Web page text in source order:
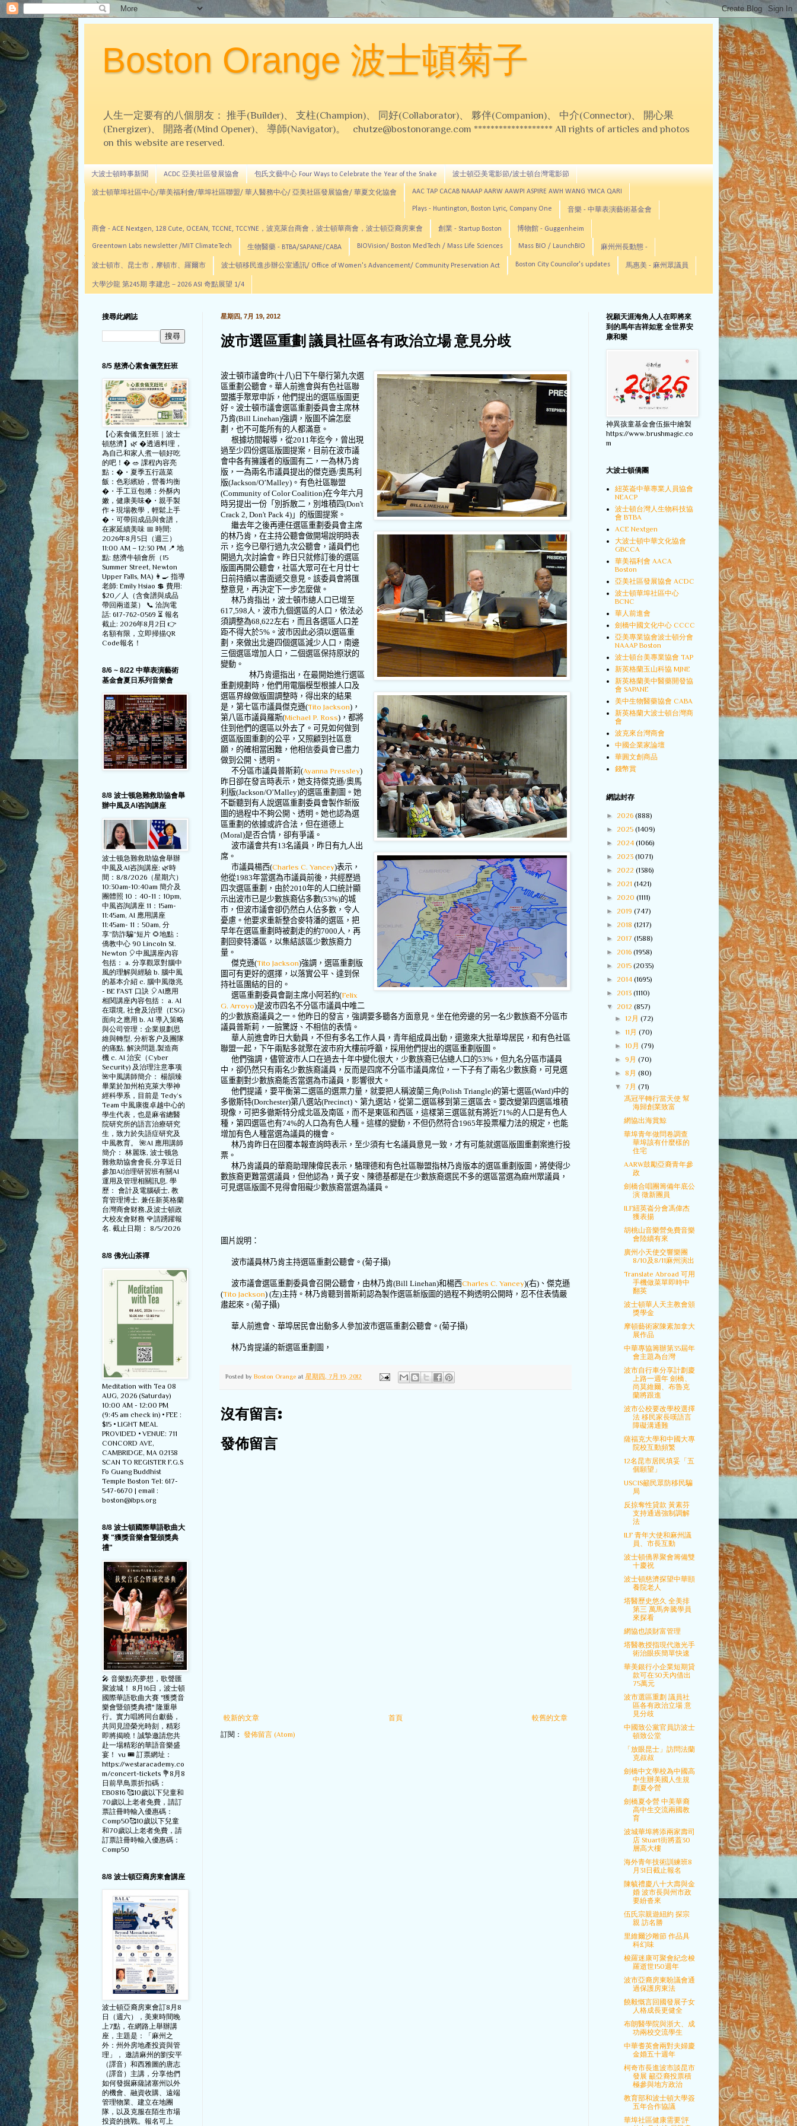
Boston Orange 波士頓菊子
人生一定要有的八個朋友： 推手(Builder)、 支柱(Champion)、 同好(Collaborator)、 夥伴(Companion)、 中介(Connector)、 開心果
(Energizer)、 開路者(Mind Opener)、 導師(Navigator)。 chutze@bostonorange.com ******************* All rights of articles and photos
on this website are reserved.
大波士頓時事新聞 ACDC 亞美社區發展協會 包氏文藝中心 Four Ways to Celebrate the Year of the Snake 波士頓亞美電影節/波士頓台灣電影節
波士頓華埠社區中心/華美福利會/華埠社區聯盟/ 華人醫務中心/ 亞美社區發展協會/ 華夏文化協會 AAC TAP CACAB NAAAP AARW AAWPI ASPIRE AWH WANG YMCA QARI
Plays - Huntington, Boston Lyric, Company One 音樂 - 中華表演藝術基金會
商會 - ACE Nextgen, 128 Cute, OCEAN, TCCNE, TCCYNE，波克萊台商會，波士頓華商會，波士頓亞裔房東會 創業 - Startup Boston 博物館 - Guggenheim
Greentown Labs newsletter /MIT ClimateTech 生物醫藥 - BTBA/SAPANE/CABA BIOVision/ Boston MedTech / Mass Life Sciences Mass BIO / LaunchBIO 麻州州長動態 -
波士頓市、昆士市，摩頓市、羅爾市 波士頓移民進步辦公室通訊/ Office of Women's Advancement/ Community Preservation Act Boston City Councilor's updates 馬惠美 - 麻州眾議員
大學沙龍 第245期 李建忠－2026 ASI 奇點展望 1/4
星期四, 7月 19, 2012
波市選區重劃 議員社區各有政治立場 意見分歧
波士頓市議會昨(十八) 日下午舉行第九次選
區重劃公聽會。華人前進會與有色社區聯
盟攜手聚眾申訴，他們提出的選區版圖更
好。波士頓市議會選區重劃委員會主席林
乃肯(Bill Linehan)強調，版圖不論怎麼
劃，也不可能所有的人都滿意。
根據坊間報導，從2011年迄今，曾出現
過至少四份選區版圖提案，目前在波市議
會中各有擁護者的版圖有二，一為林乃肯
版，一為兩名市議員提出的傑克遜/奧馬利
版(Jackson/O’Malley) 。有色社區聯盟
(Community of Color Coalition)在今年六月
時另提出一份「別拆散二，別堆積四(Don't
Crack 2, Don't Pack 4) 」的版圖提案。
繼去年之後再連任選區重劃委員會主席
的林乃肯，在主持公聽會做開場說明時表
示，迄今已舉行過九次公聽會，議員們也
開過九次討論會。昨日只就修訂後的選區
版圖再開公聽會，社區大眾可在七月廿七
日前持續以書面遞交意見。該委員會將匯
整意見，再決定下一步怎麼做。
林乃肯指出，波士頓市總人口已增至
617,598人，波市九個選區的人口，依法必
須調整為68,622左右，而且各選區人口差
距不得大於5% 。波市因此必須以選區重
劃，來做出北邊四個選區減少人口，南邊
三個選區增加人口，二個選區保持原狀的
變動。
林乃肯還指出，在最開始進行選區
重劃規劃時，他們用電腦模型根據人口及
選區界線做版圖調整時，得出來的結果
是，第七區市議員傑克遜(Tito Jackson) ，
第八區市議員羅斯(Michael P. Ross) ，都將
住到他們的選區以外去了。可見如何做到
選區版圖重劃的公平，又照顧到社區意
願，的確相當困難，他相信委員會已盡力
做到公開、透明。
不分區市議員普斯莉(Ayanna Pressley)
昨日卻在發言時表示，她支持傑克遜/奧馬
利版(Jackson/O’Malley)的選區重劃圖。她
不斷聽到有人說選區重劃委員會製作新版
圖的過程中不夠公開、透明。她也認為選
區重劃的依據或許合法，但在道德上
(Moral)是否合情，卻有爭議。
波市議會共有13名議員，昨日有九人出
席。
市議員楊西(Charles C. Yancey)表示，
他從1983年當選為市議員前後，共經歷過
四次選區重劃，由於2010年的人口統計顯
示出波市已是少數族裔佔多數(53%)的城
市，但波市議會卻仍然白人佔多數，令人
憂慮。他要求重新整合麥特潘的選區，把
早年在選區重劃時被劃走的約7000人，再
劃回麥特潘區，以集結該區少數族裔力
量。
傑克遜(Tito Jackson)強調，選區重劃版
圖可有更好的選擇，以落實公平、達到保
持社區團結的目的。
選區重劃委員會副主席小阿若約(Felix
G. Arroyo)是波市四名不分區市議員中唯二
的少數族裔議員之一。他昨日的發言，強調要多聽各方面意見。坐在他旁邊的另一名少數族裔不分區市
議員普斯莉，一臉驚訝、不相信的表情。
華人前進會昨日大動員，不但有多名工作人員，青年組成員出動，還邀來大批華埠居民，和有色社區
聯盟一起，下午兩點多就聚在波市府大樓前呼籲，採用他們提出的選區重劃版圖。
他們強調，儘管波市人口在過去十年中變化很大，少數族裔已佔總人口的53% ，但九名分區市議員
中，卻仍然只有兩名少數族裔議員，反而是四席不分區市議員席位，一下子有了兩名少數族裔，可見選
區重劃對少數族裔能否當選為市議員，影響很大。
他們提議，要平衡第二選區的選票力量，就要把人稱波蘭三角(Polish Triangle)的第七選區(Ward)中的
多徹斯特(Dorchester)第八選站(Precinct) 、第九選站，從第二選區移到第三選區去。要改變第四選區堆積
現像，可把多徹斯特分成北區及南區，而不是東區和西區，這樣第三選區就有將近71%的人口是有色人
種，第四選區也有74%的人口為有色人種。這樣的變動，不但仍然符合1965年投票權力法的規定，也能
增加有色人種當選為議員的機會。
林乃肯昨日在回覆本報查詢時表示，至少須有七名議員意見一致，才有可能就選區版圖重劃案進行投
票。
林乃肯議員的華裔助理陳偉民表示，駱理德和有色社區聯盟指林乃肯版本的選區重劃版圖，將使得少
數族裔更難當選議員，但他認為，黃子安、陳德基都是在少數族裔選民不多的選區當選為麻州眾議員，
可見選區版圖不見得會阻礙少數族裔當選為議員。
圖片說明：
波市議員林乃肯主持選區重劃公聽會。 (菊子攝)
波市議會選區重劃委員會召開公聽會，由林乃肯(Bill Linehan)和楊西Charles C. Yancey)(右) 、傑克遜
(Tito Jackson) (左)主持。林乃肯聽到普斯莉認為製作選區新版圖的過程不夠透明公開時，忍不住表情嚴
肅起來。 (菊子攝)
華人前進會、華埠居民會出動多人參加波市選區重劃公聽會。 (菊子攝)
林乃肯提議的新選區重劃圖，
Posted by Boston Orange at 星期四, 7月 19, 2012
沒有留言:
發佈留言
較新的文章 較舊的文章
首頁
訂閱： 發佈留言 (Atom)
搜尋此網誌
8/5 慈濟心素食儀烹飪班
【心素食儀烹飪班｜波士
頓慈濟】🌿 �透過料理，
為自己和家人煮一頓好吃
的吧！� 🥗 課程內容亮
點：�・夏季五行蔬菜
飯：色彩繽紛，營養均衡
�・手工豆包捲：外酥內
嫩，健康美味�・親手製
作＋現場教學，輕鬆上手
�・可帶回成品與食譜，
在家延續美味 📅 時間:
2026年8月5日（週三）
11:00 AM – 12:30 PM 📍 地
點: 慈濟牛頓會所（15
Summer Street, Newton
Upper Falls, MA) 👩‍🍳 指導
老師: Emily Hsiao 💲 費用:
$20／人（含食譜與成品
帶回兩道菜） 📞 洽詢電
話: 617-762-0569 ⏳ 報名
截止: 2026年8月2日 👉
名額有限，立即掃描QR
Code報名！
8/6 ~ 8/22 中華表演藝術
基金會夏日系列音樂會
8/8 波士顿急難救助協會舉
辦中風及AI咨詢講座
波士顿急難救助協會舉辦
中風及AI咨詢講座: 🌿時
間：8/8/2026（星期六）
10:30am-10:40am 簡介及
團體照 10：40-11：10pm,
中風咨詢講座 11：15am-
11:45am, AI 應用講座
11:45am- 11：50am, 分
享”防詐騙”短片 🌻地點：
僑教中心 90 Lincoln St.
Newton 🎈中風講座內容
包括： a. 分享觀眾對腦中
風的理解與經驗 b. 腦中風
的基本介紹 c. 腦中風徵兆
- BE FAST 口訣 🎈AI應用
相関講座內容包括： a. AI
在環境, 社會及治理（ESG)
面向之應用 b. AI 導入策略
與公司管理：企業規劃思
維與轉型, 分析客户及團隊
的痛點, 解決問題,製造商
機 c. AI 治安（Cyber
Security) 及治理注意事项
🌺中風講師簡介： 楊韻臻
畢業於加州柏克萊大學神
經科學系，目前是 Tedy‘s
Team 中風康復卓越中心的
學生代表，也是麻省總醫
院研究所的語言治療研究
生，致力於失語症研究及
中風教育。 🌺AI 應用講師
簡介： 林麗珠, 波士顿急
難救助協會會長,分享近日
參加AI治理研習班有關AI
運用及管理相關訊息. 學
歷： 會計及電腦硕士, 教
育管理博士. 兼任新英格蘭
台灣商會财務,及波士頓政
大校友會财務 🌹請踴躍報
名. 截止日期： 8/5/2026
8/8 佛光山茶禪
Meditation with Tea 08
AUG, 2026 (Saturday)
10:00 AM - 12:00 PM
(9:45 am check in) • FEE :
$15 • LIGHT MEAL
PROVIDED • VENUE: 711
CONCORD AVE,
CAMBRIDGE, MA 02138
SCAN TO REGISTER F.G.S
Fo Guang Buddhist
Temple Boston Tel: 617-
547-6670 | email :
boston@ibps.org
8/8 波士頓國際華語歌曲大
賽 "獲獎音樂會暨頒獎典
禮"
🎤 音樂點亮夢想，歌聲匯
聚波城！ 8月16日，波士頓
國際華語歌曲大賽 "獲獎音
樂會暨頒獎典禮" 隆重舉
行。實力唱將同台獻藝，
共同見證榮光時刻，精彩
即將揭曉！誠摯邀請您共
赴一場精彩的華語音樂盛
宴！ vu 🎟️ 訂票網址：
https://westaracademy.co
m/concert-tickets 💐8月8
日前早鳥票折扣碼：
EB0816 🥰10歲以下兒童和
70歲以上老者免費，請訂
票註冊時輸入優惠碼：
Comp50🥰10歲以下兒童
和70歲以上老者免費，請
訂票註冊時輸入優惠碼：
Comp50
8/8 波士頓亞裔房東會講座
波士頓亞裔房東會訂8月8
日（週六），美東時間晚
上7點，在網路上舉辦講
座，主題是：「麻州之
外：州外房地產投資與管
理」， 邀請麻州的劉安平
（譯音）和西雅圖的唐志
（譯音）主講，分享他們
如何發掘麻薩諸塞州以外
的機會、融資收購、遠端
管理物業、建立在地團
隊，以及克服在陌生市場
投資的挑戰。報名可上
祝願天涯海角人人在即將來
到的馬年吉祥如意 全世界安
康和樂
神異孩童基金會伍振中繪製
https://www.brushmagic.co
m
大波士頓僑團
紐英崙中華專業人員協會
NEACP
波士頓台灣人生物科技協
會 BTBA
ACE Nextgen
大波士頓中華文化協會
GBCCA
華美福利會 AACA
Boston
亞美社區發展協會 ACDC
波士頓華埠社區中心
BCNC
華人前進會
劍橋中國文化中心 CCCC
亞美專業協會波士頓分會
NAAAP Boston
波士頓台美專業協會 TAP
新英格蘭玉山科協 MJNE
新英格蘭美中醫藥開發協
會 SAPANE
美中生物醫藥協會 CABA
新英格蘭大波士頓台灣商
會
波克來台灣商會
中國企業家論壇
華圓文創商品
錢幣賞
網誌封存
► 2026 (888)
► 2025 (1409)
► 2024 (1066)
► 2023 (1071)
► 2022 (1386)
► 2021 (1421)
► 2020 (1111)
► 2019 (747)
► 2018 (1217)
► 2017 (1588)
► 2016 (1958)
► 2015 (2035)
► 2014 (1695)
► 2013 (1110)
▼ 2012 (857)
►12月(72)
►11月(70)
►10月(79)
►9月(70)
► 8月(80)
▼ 7月(71)
馮冠平轉行當天使 幫
海歸創業致富
網協出海賞鯨
華埠青年做問卷調查
華埠該有什麼樣的
住宅
AARW鼓勵亞裔青年參
政
劍橋合唱團籌備年底公
演 徵新團員
ILF紐英崙分會馮偉杰
獲表揚
胡桃山音樂營免費音樂
會陸續有來
廣州小天使交響樂團
8/10及8/11麻州演出
Translate Abroad 可用
手機做菜單即時中
翻英
波士頓華人天主教會頒
獎學金
摩頓藝術家陳素加拿大
展作品
中華專協籌辦第35屆年
會主題為台灣
波市自行車分享計劃慶
上路一週年 劍橋、
尚莫維爾、布魯克
蘭將跟進
波市公校要改學校選擇
法 移民家長嘆語言
障礙溝通難
薩福克大學和中國大專
院校互動頻繁
12名昆市居民填妥「五
個願望」
USCIS籲民眾防移民騙
局
反掠奪性貸款 黃素芬
支持通過強制調解
法
ILF 青年大使和麻州議
員、市長互動
波士頓僑界聚會籌備雙
十慶祝
波士頓慈濟探望中華頤
養院老人
塔醫歷史悠久 全美排
第三 萬馬奔騰學員
來探看
網協也談財富管理
塔醫教授指現代激光手
術治眼疾簡單快速
華美銀行小企業短期貸
款可在30天內借出
75萬元
波市選區重劃 議員社
區各有政治立場 意
見分歧
中國致公黨官員訪波士
頓致公堂
「放眼昆士」訪問法蘭
克叔叔
劍橋中文學校為中國高
中生辦美國人生規
劃夏令營
劍橋夏令營 中美華裔
高中生交流兩國教
育
波城華埠將添兩家壽司
店 Stuart街將蓋30
層高大樓
海外青年技術訓練班8
月31日截止報名
陳毓禮慶八十大壽與金
婚 波市長與州市政
要紛沓來
伍氏宗親遊紐約 探宗
親 訪名勝
里維爾沙雕節 作品具
科幻味
梭羅迷康可聚會紀念梭
羅逝世150週年
波市亞裔房東盼議會通
過保護房東法
饒毅慨言回國發展子女
人格成長更健全
布朗醫學院與浙大、成
功兩校交流學生
中華耆英會兩對夫婦慶
金婚五十週年
柯奇市長進波市談昆市
發展 籲亞裔投票積
極參與地方政治
教育部和波士頓大學簽
五年合作協議
華埠社區健康需要'評